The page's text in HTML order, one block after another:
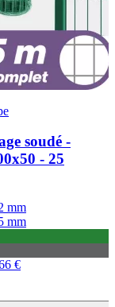
soudé -
- 25
mm
mm
€